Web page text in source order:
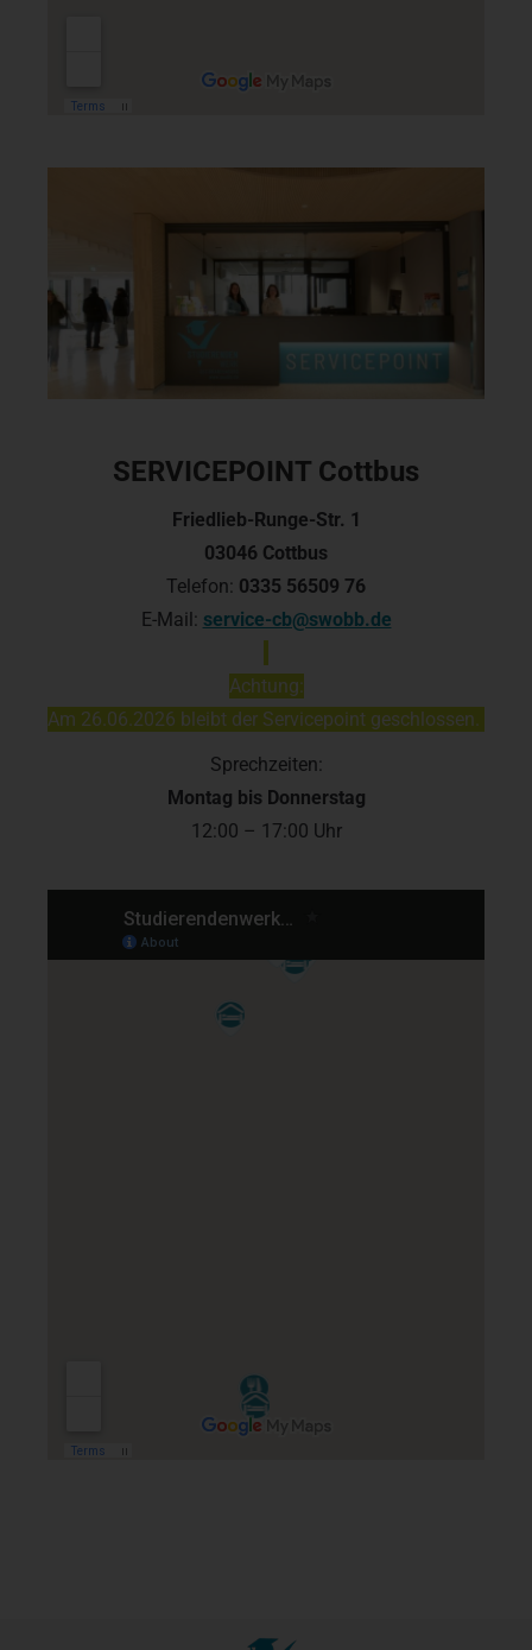
SERVICEPOINT Cottbus
Friedlieb-Runge-Str. 1
03046 Cottbus
Telefon: 0335 56509 76
E-Mail: service-cb@swobb.de
Achtung:
Am 26.06.2026 bleibt der Servicepoint geschlossen.
Sprechzeiten:
Montag bis Donnerstag
12:00 – 17:00 Uhr